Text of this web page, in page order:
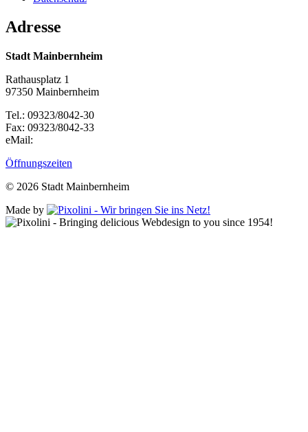
Adresse
Stadt Mainbernheim
Rathausplatz 1
97350 Mainbernheim
Tel.: 09323/8042-30
Fax: 09323/8042-33
eMail:
Öffnungszeiten
© 2026 Stadt Mainbernheim
Made by